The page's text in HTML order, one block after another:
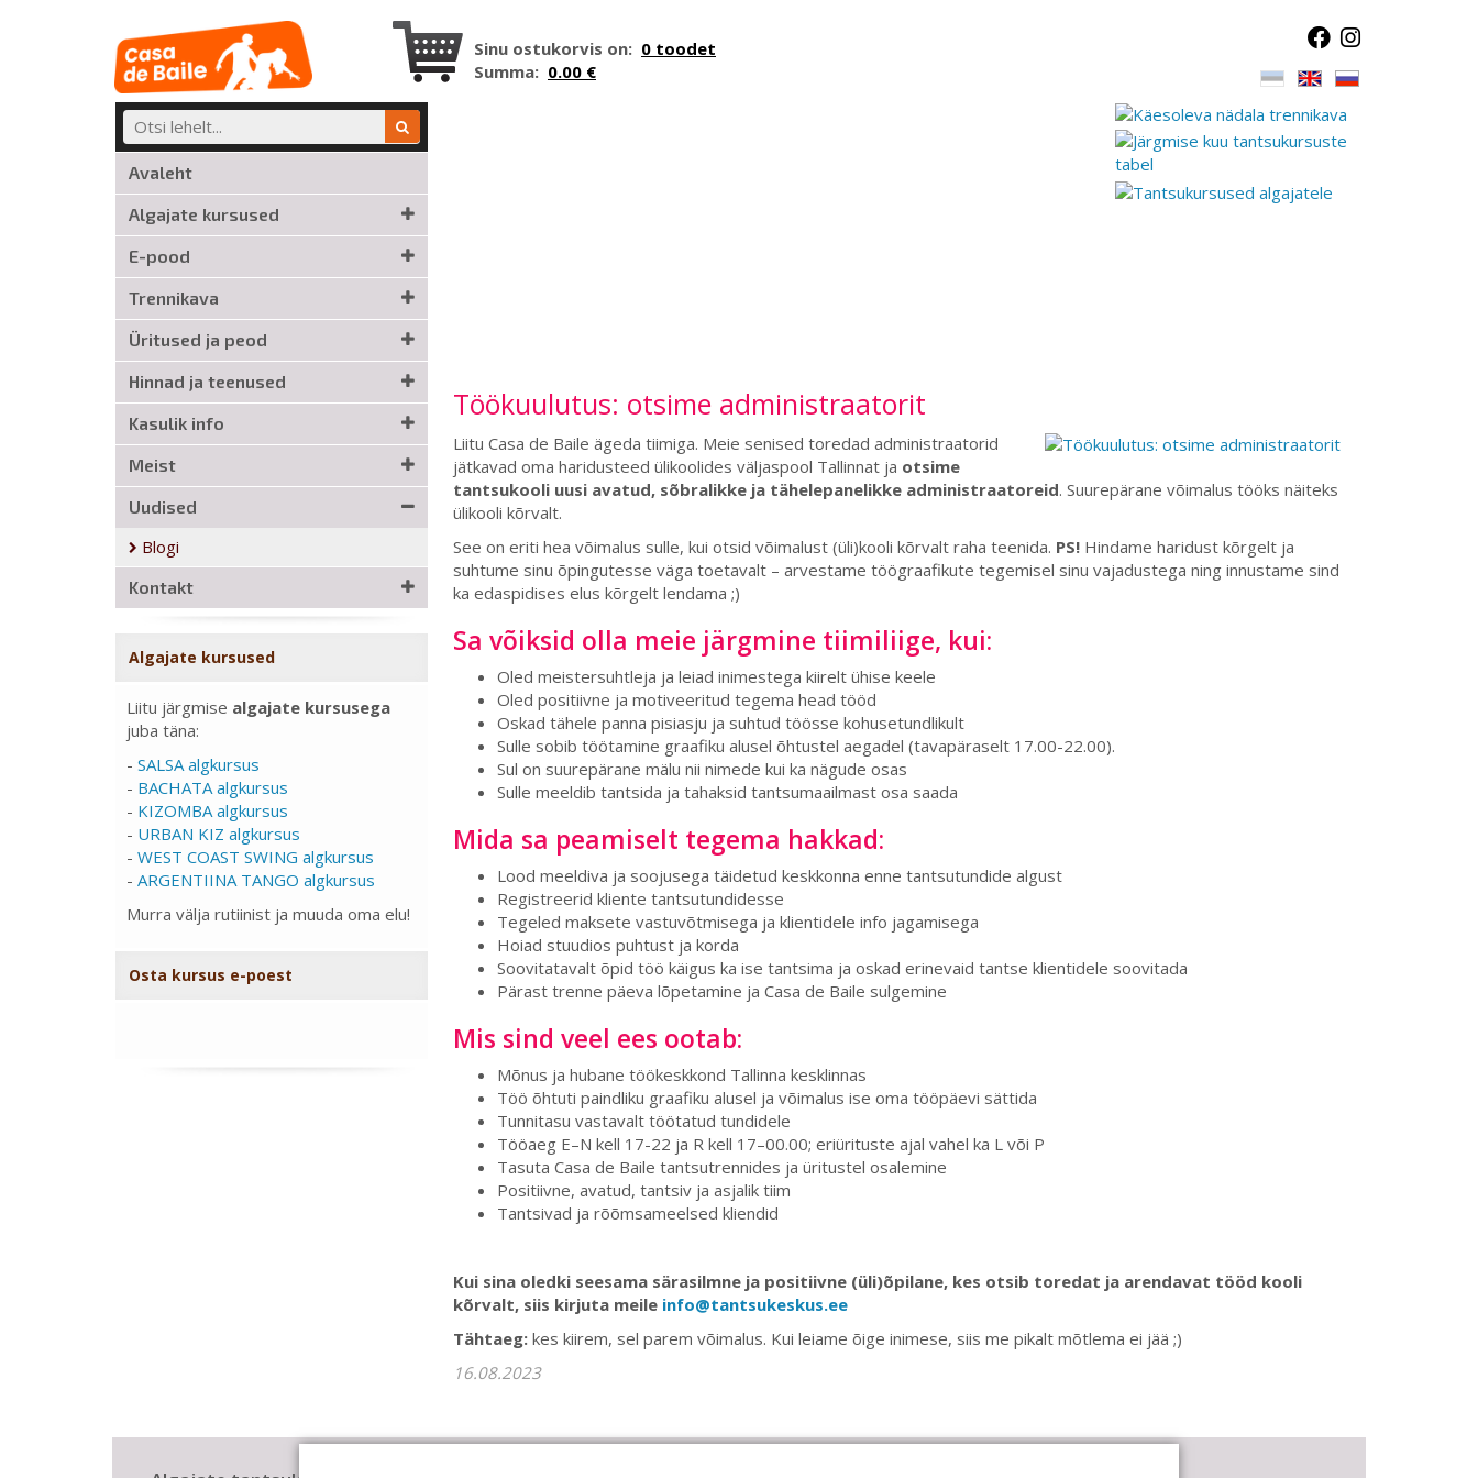
Sinu ostukorvis on: 0 toodet
Summa: 0.00 €
Avaleht
Algajate kursused
E-pood
Trennikava
Üritused ja peod
Hinnad ja teenused
Kasulik info
Meist
Uudised
Blogi
Kontakt
Algajate kursused
Liitu järgmise algajate kursusega
juba täna:
- SALSA algkursus
- BACHATA algkursus
- KIZOMBA algkursus
- URBAN KIZ algkursus
- WEST COAST SWING algkursus
- ARGENTIINA TANGO algkursus
Murra välja rutiinist ja muuda oma elu!
Osta kursus e-poest
Töökuulutus: otsime administraatorit
Liitu Casa de Baile ägeda tiimiga. Meie senised toredad administraatorid
jätkavad oma haridusteed ülikoolides väljaspool Tallinnat ja otsime
tantsukooli uusi avatud, sõbralikke ja tähelepanelikke administraatoreid. Suurepärane võimalus tööks näiteks
ülikooli kõrvalt.
See on eriti hea võimalus sulle, kui otsid võimalust (üli)kooli kõrvalt raha teenida. PS!Hindame haridust kõrgelt ja
suhtume sinu õpingutesse väga toetavalt – arvestame töögraafikute tegemisel sinu vajadustega ning innustame sind
ka edaspidises elus kõrgelt lendama ;)
Sa võiksid olla meie järgmine tiimiliige, kui:
Oled meistersuhtleja ja leiad inimestega kiirelt ühise keele
Oled positiivne ja motiveeritud tegema head tööd
Oskad tähele panna pisiasju ja suhtud töösse kohusetundlikult
Sulle sobib töötamine graafiku alusel õhtustel aegadel (tavapäraselt 17.00-22.00).
Sul on suurepärane mälu nii nimede kui ka nägude osas
Sulle meeldib tantsida ja tahaksid tantsumaailmast osa saada
Mida sa peamiselt tegema hakkad:
Lood meeldiva ja soojusega täidetud keskkonna enne tantsutundide algust
Registreerid kliente tantsutundidesse
Tegeled maksete vastuvõtmisega ja klientidele info jagamisega
Hoiad stuudios puhtust ja korda
Soovitatavalt õpid töö käigus ka ise tantsima ja oskad erinevaid tantse klientidele soovitada
Pärast trenne päeva lõpetamine ja Casa de Baile sulgemine
Mis sind veel ees ootab:
Mõnus ja hubane töökeskkond Tallinna kesklinnas
Töö õhtuti paindliku graafiku alusel ja võimalus ise oma tööpäevi sättida
Tunnitasu vastavalt töötatud tundidele
Tööaeg E–N kell 17-22 ja R kell 17–00.00; eriürituste ajal vahel ka L või P
Tasuta Casa de Baile tantsutrennides ja üritustel osalemine
Positiivne, avatud, tantsiv ja asjalik tiim
Tantsivad ja rõõmsameelsed kliendid
Kui sina oledki seesama särasilmne ja positiivne (üli)õpilane, kes otsib toredat ja arendavat tööd kooli
kõrvalt, siis kirjuta meile info@tantsukeskus.ee
Tähtaeg:kes kiirem, sel parem võimalus. Kui leiame õige inimese, siis me pikalt mõtlema ei jää ;)
16.08.2023